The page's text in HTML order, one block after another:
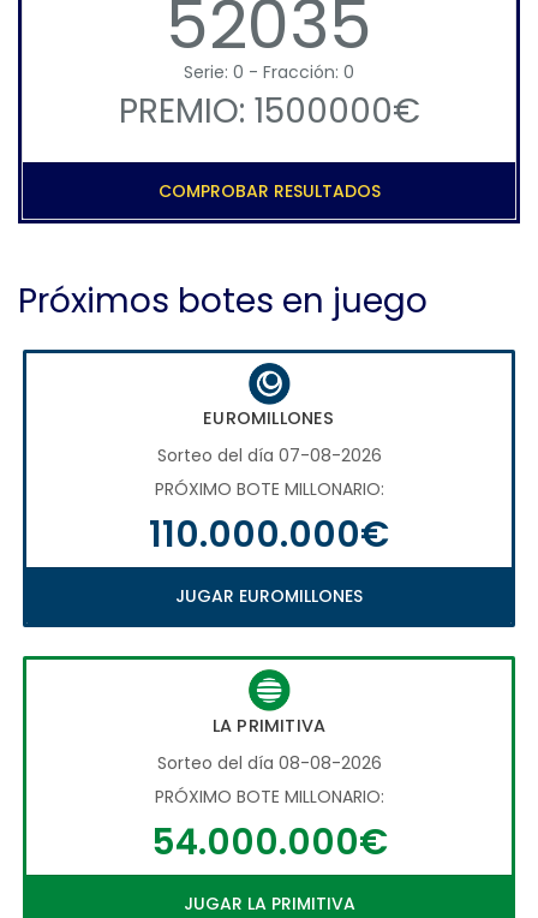
52035
Serie: 0 - Fracción: 0
PREMIO: 1500000€
COMPROBAR RESULTADOS
Próximos botes en juego
EUROMILLONES
Sorteo del día 07-08-2026
PRÓXIMO BOTE MILLONARIO:
110.000.000€
JUGAR EUROMILLONES
LA PRIMITIVA
Sorteo del día 08-08-2026
PRÓXIMO BOTE MILLONARIO:
54.000.000€
JUGAR LA PRIMITIVA